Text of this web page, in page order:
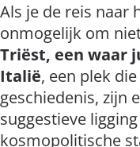
Als je de reis naar
onmogelijk om
Triëst, een waar
Italië, een plek
geschiedenis, zijn
suggestieve
kosmopolitische